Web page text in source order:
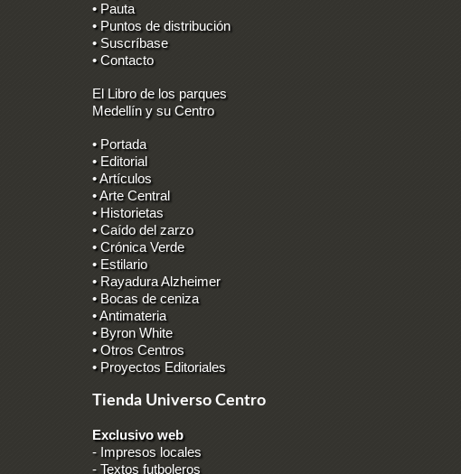
• Pauta
• Puntos de distribución
• Suscríbase
• Contacto
El Libro de los parques
Medellín y su Centro
• Portada
• Editorial
• Artículos
• Arte Central
• Historietas
• Caído del zarzo
• Crónica Verde
• Estilario
• Rayadura Alzheimer
• Bocas de ceniza
• Antimateria
• Byron White
• Otros Centros
• Proyectos Editoriales
Tienda Universo Centro
Exclusivo web
- Impresos locales
-Textos futboleros